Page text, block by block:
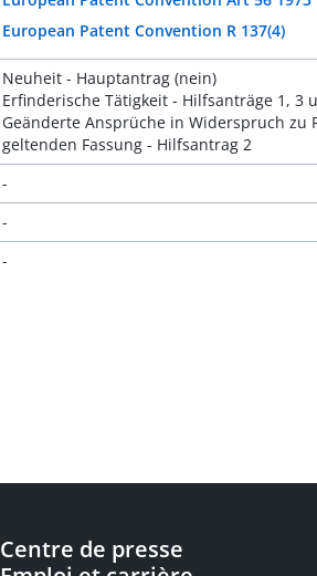
European Patent Convention R 137(4)
Neuheit - Hauptantrag (nein)
Erfinderische Tätigkeit - Hilfsanträge 1, 3
Geänderte Ansprüche in Widerspruch zu
geltenden Fassung - Hilfsantrag 2
-
-
-
Centre de presse